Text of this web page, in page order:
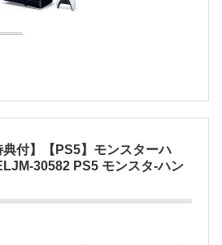
付】【PS5】モンスターハ
30582 PS5 モンスタ-ハン